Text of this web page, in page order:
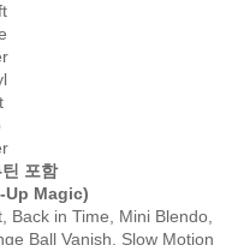
포함
Up Magic)
Back in Time, Mini Blendo,
Ball Vanish, Slow Motion